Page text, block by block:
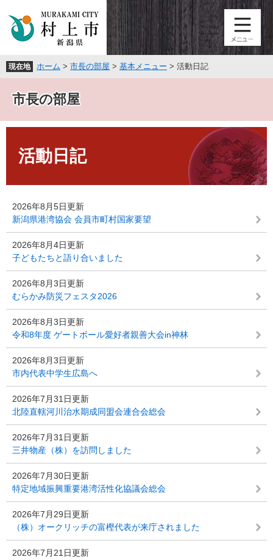
頭
飛
本
現在地 ホーム > 市長の部屋 > 基本メニュー > 活動日記
市長の部屋
活動日記
2026年8月5日更新
新潟県港湾協会 会員市町村国家要望
2026年8月4日更新
子どもたちと語り合いました
2026年8月3日更新
むらかみ防災フェスタ2026
2026年8月3日更新
令和8年度 ゲートボール愛好者親善大会in神林
2026年8月3日更新
市内代表中学生広島へ
2026年7月31日更新
北陸直轄河川治水期成同盟会連合会総会
2026年7月31日更新
三井物産（株）を訪問しました
2026年7月30日更新
特定地域振興重要港湾活性化協議会総会
2026年7月29日更新
（株）オークリッチの富樫代表が来庁されました
2026年7月21日更新